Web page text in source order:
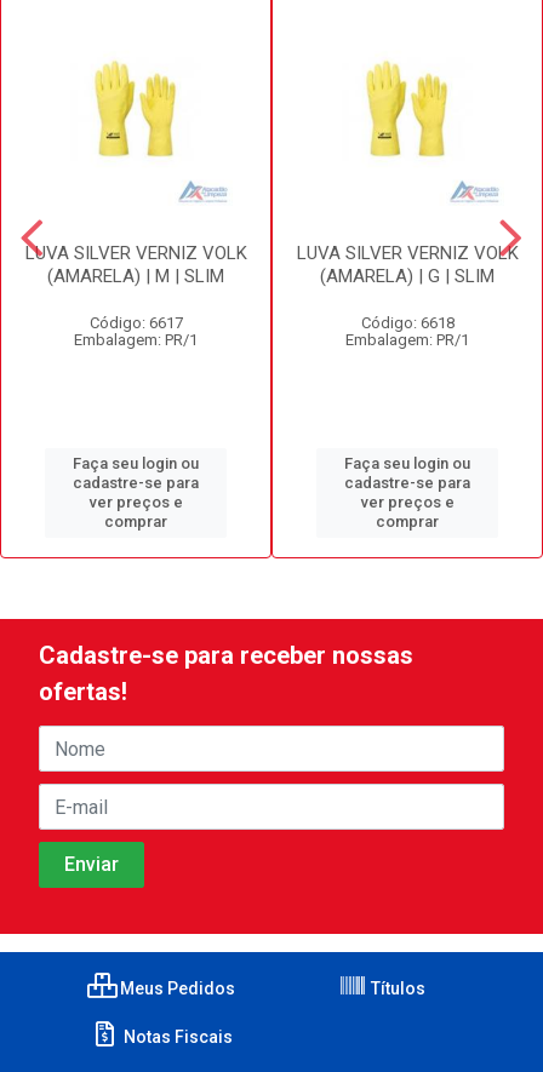
LUVA SILVER VERNIZ VOLK
(AMARELA) | M | SLIM
Código: 6617
Embalagem: PR/1
Faça seu login ou
cadastre-se para
ver preços e
comprar
LUVA SILVER VERNIZ VOLK
(AMARELA) | G | SLIM
Código: 6618
Embalagem: PR/1
Faça seu login ou
cadastre-se para
ver preços e
comprar
Cadastre-se para receber nossas
ofertas!
Meus Pedidos Títulos
Notas Fiscais